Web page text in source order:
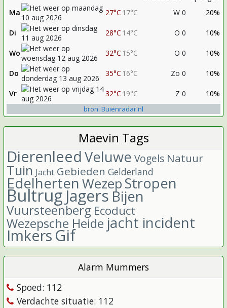
Ma 27°C 17°C W 0 20%
Di 28°C 14°C O 0 10%
Wo 32°C 15°C O 0 10%
Do 35°C 16°C Zo 0 10%
Vr 32°C 19°C Z 0 10%
bron: Buienradar.nl
Maevin Tags
DierenleedVeluwe Vogels Natuur
Tuin Jacht Gebieden Gelderland
Edelherten Wezep Stropen
BultrugJagers Bijen
Vuursteenberg Ecoduct
Wezepsche Heide jacht incident
Imkers Gif
Alarm Mummers
Spoed: 112
Verdachte situatie: 112